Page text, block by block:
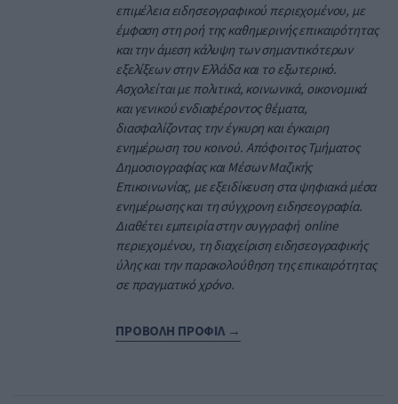
επιμέλεια ειδησεογραφικού περιεχομένου, με
έμφαση στη ροή της καθημερινής επικαιρότητας
και την άμεση κάλυψη των σημαντικότερων
εξελίξεων στην Ελλάδα και το εξωτερικό.
Ασχολείται με πολιτικά, κοινωνικά, οικονομικά
και γενικού ενδιαφέροντος θέματα,
διασφαλίζοντας την έγκυρη και έγκαιρη
ενημέρωση του κοινού. Απόφοιτος Τμήματος
Δημοσιογραφίας και Μέσων Μαζικής
Επικοινωνίας, με εξειδίκευση στα ψηφιακά μέσα
ενημέρωσης και τη σύγχρονη ειδησεογραφία.
Διαθέτει εμπειρία στην συγγραφή online
περιεχομένου, τη διαχείριση ειδησεογραφικής
ύλης και την παρακολούθηση της επικαιρότητας
σε πραγματικό χρόνο.
ΠΡΟΒΟΛΗ ΠΡΟΦΙΛ →